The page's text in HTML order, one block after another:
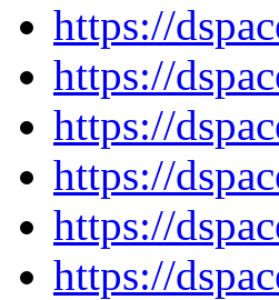
https://
https://
https://
https://
https://
https://